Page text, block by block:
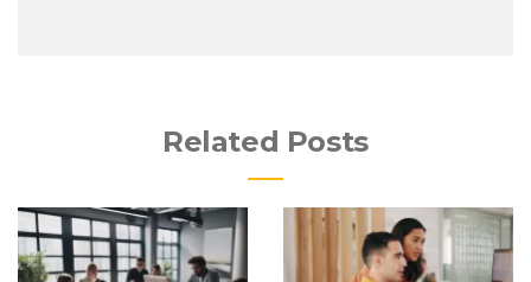
Related Posts